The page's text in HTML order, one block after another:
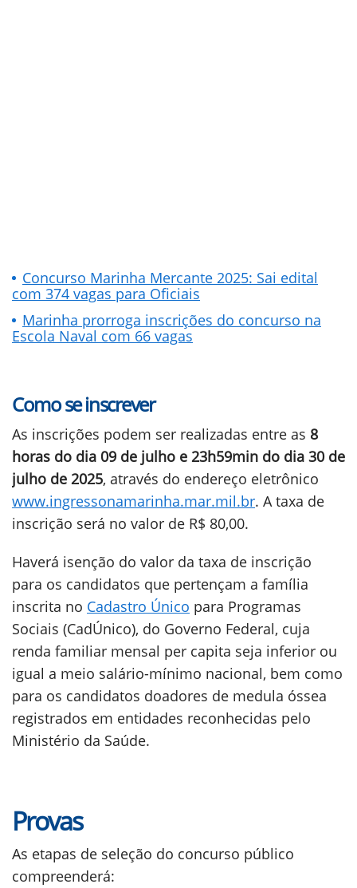
Concurso Marinha Mercante 2025: Sai edital
com 374 vagas para Oficiais
Marinha prorroga inscrições do concurso na
Escola Naval com 66 vagas
Como se inscrever
As inscrições podem ser realizadas entre as 8
horas do dia 09 de julho e 23h59min do dia 30 de
julho de 2025, através do endereço eletrônico
www.ingressonamarinha.mar.mil.br. A taxa de
inscrição será no valor de R$ 80,00.
Haverá isenção do valor da taxa de inscrição
para os candidatos que pertençam a família
inscrita no Cadastro Único para Programas
Sociais (CadÚnico), do Governo Federal, cuja
renda familiar mensal per capita seja inferior ou
igual a meio salário-mínimo nacional, bem como
para os candidatos doadores de medula óssea
registrados em entidades reconhecidas pelo
Ministério da Saúde.
Provas
As etapas de seleção do concurso público
compreenderá: